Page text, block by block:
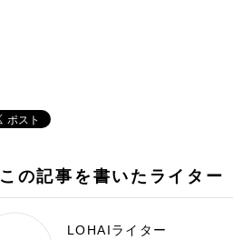
この記事を書いたライター
LOHAIライター